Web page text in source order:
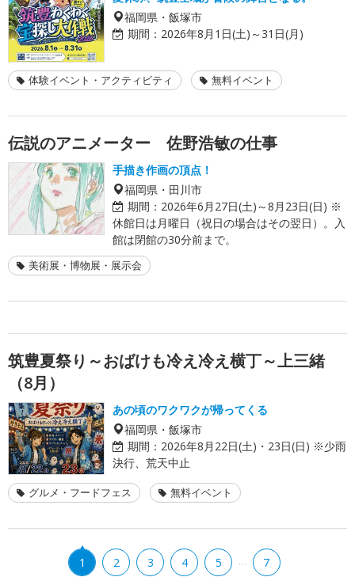
福岡県・飯塚市
期間： 2026年8月1日(土)～31日(月)
体験イベント・アクティビティ 無料イベント
伝説のアニメーター 佐野浩敏の仕事
手描き作画の頂点！
福岡県・田川市
期間： 2026年6月27日(土)～8月23日(日) ※
休館日は月曜日（祝日の場合はその翌日）。入
館は閉館の30分前まで。
美術展・博物展・展示会
筑豊夏祭り～おばけも冷え冷え横丁～上三緒
（8月）
あの頃のワクワクが帰ってくる
福岡県・飯塚市
期間： 2026年8月22日(土)・23日(日) ※少雨
決行、荒天中止
グルメ・フードフェス 無料イベント
1 2 3 4 5 … 7